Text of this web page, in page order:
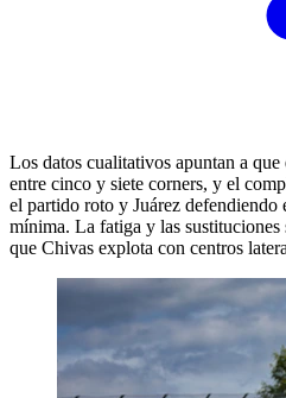
Los datos cualitativos apuntan a
entre cinco y siete corners, y el
el partido roto y Juárez defendiendo
mínima. La fatiga y las sustituciones
que Chivas explota con centros